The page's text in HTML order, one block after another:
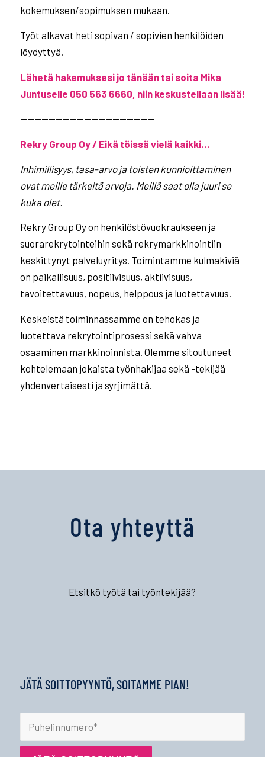
kokemuksen/sopimuksen mukaan.
Työt alkavat heti sopivan / sopivien henkilöiden
löydyttyä.
Lähetä hakemuksesi jo tänään tai soita Mika
Juntuselle 050 563 6660, niin keskustellaan lisää!
———————————————————
Rekry Group Oy / Eikä töissä vielä kaikki…
Inhimillisyys, tasa-arvo ja toisten kunnioittaminen
ovat meille tärkeitä arvoja. Meillä saat olla juuri se
kuka olet.
Rekry Group Oy on henkilöstövuokraukseen ja
suorarekrytointeihin sekä rekrymarkkinointiin
keskittynyt palveluyritys. Toimintamme kulmakiviä
on paikallisuus, positiivisuus, aktiivisuus,
tavoitettavuus, nopeus, helppous ja luotettavuus.
Keskeistä toiminnassamme on tehokas ja
luotettava rekrytointiprosessi sekä vahva
osaaminen markkinoinnista. Olemme sitoutuneet
kohtelemaan jokaista työnhakijaa sekä -tekijää
yhdenvertaisesti ja syrjimättä.
Ota yhteyttä
Etsitkö työtä tai työntekijää?
JÄTÄ SOITTOPYYNTÖ, SOITAMME PIAN!